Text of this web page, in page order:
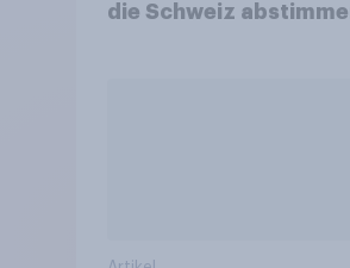
die Schweiz